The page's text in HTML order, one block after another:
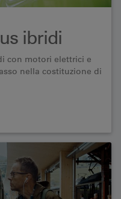
ibridi
con motori elettrici e
nella costituzione di